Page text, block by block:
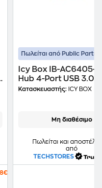
Πωλείται από Public
Icy Box IB-AC6405-C
Hub 4-Port USB 3.0
συμβατό με USB-C
Κατασκευαστής: ICY BOX
Μη διαθέσιμο
Πωλείται και
από
TECHSTORES